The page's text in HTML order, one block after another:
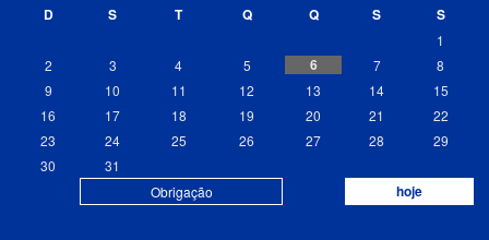
D
S T Q Q S S
Obrigação hoje
1
2
3 4 5 6 7
8
9
10 11 12 13 14
15
16
17 18 19 20 21
22
23
24 25 26 27 28
29
30
31